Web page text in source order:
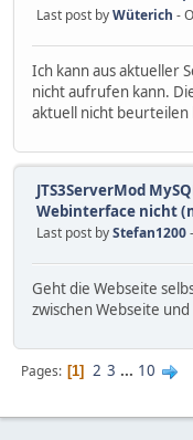
Last post byWüterich -
Ich kann aus aktueller
nicht aufrufen kann.
aktuell nicht beurteilen
JTS3ServerMod
Webinterface nicht
Last post byStefan1200
Geht die Webseite
zwischen Webseite und
Pages 1 2 3 ... 10